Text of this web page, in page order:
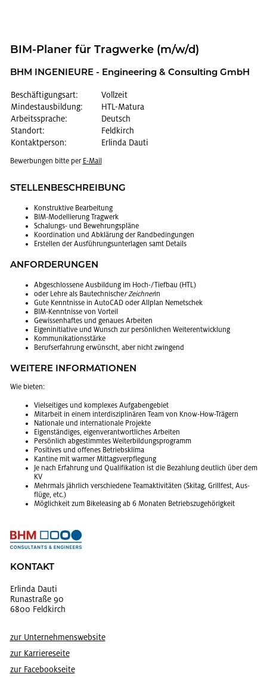
BIM-Pla­ner für Trag­wer­ke (m/w/d)
BHM IN­GE­NIEU­RE - En­gi­nee­ring & Con­sul­ting GmbH
Beschäftigungsart:
Vollzeit
Mindestausbildung:
HTL-Matura
Arbeitssprache:
Deutsch
Standort:
Feldkirch
Kontaktperson:
Erlinda Dauti
Be­wer­bun­gen bitte per E-Mail
STEL­LEN­BE­SCHREI­BUNG
Kon­struk­ti­ve Be­ar­bei­tung
BIM-Mo­del­lie­rung Trag­werk
Scha­lungs- und Be­weh­rungs­plä­ne
Ko­or­di­na­ti­on und Ab­klä­rung der Rand­be­din­gun­gen
Er­stel­len der Aus­füh­rungs­un­ter­la­gen samt De­tails
AN­FOR­DE­RUN­GEN
Ab­ge­schlos­se­ne Aus­bil­dung im Hoch-/Tief­bau (HTL)
oder Lehre als Bau­tech­ni­scher Zeich­nerin
Gute Kennt­nis­se in Au­to­CAD oder All­plan Ne­met­schek
BIM-Kennt­nis­se von Vor­teil
Ge­wis­sen­haf­tes und ge­nau­es Ar­bei­ten
Ei­gen­in­itia­ti­ve und Wunsch zur per­sön­li­chen Wei­ter­ent­wick­lung
Kom­mu­ni­ka­ti­ons­stär­ke
Be­rufs­er­fah­rung er­wünscht, aber nicht zwin­gend
WEI­TE­RE IN­FOR­MA­TIO­NEN
Wie bie­ten:
Viel­sei­ti­ges und kom­ple­xes Auf­ga­ben­ge­biet
Mit­ar­beit in einem in­ter­dis­zi­pli­nä­ren Team von Know-How-Trä­gern
Na­tio­na­le und in­ter­na­tio­na­le Pro­jek­te
Ei­gen­stän­di­ges, ei­gen­ver­ant­wort­li­ches Ar­bei­ten
Per­sön­lich ab­ge­stimm­tes Wei­ter­bil­dungs­pro­gramm
Po­si­ti­ves und of­fe­nes Be­triebs­kli­ma
Kan­ti­ne mit war­mer Mit­tags­ver­pfle­gung
Je nach Er­fah­rung und Qua­li­fi­ka­ti­on ist die Be­zah­lung deut­lich über dem
KV
Mehr­mals jähr­lich ver­schie­de­ne Team­ak­ti­vi­tä­ten (Ski­tag, Grill­fest, Aus­
flü­ge, etc.)
Mög­lich­keit zum Bi­kelea­sing ab 6 Mo­na­ten Be­triebs­zu­ge­hö­rig­keit
KON­TAKT
Er­lin­da Dauti
Runa­stra­ße 90
6800 Feld­kirch
zur Un­ter­neh­mens­web­site
zur Kar­rie­re­sei­te
zur Face­book­sei­te